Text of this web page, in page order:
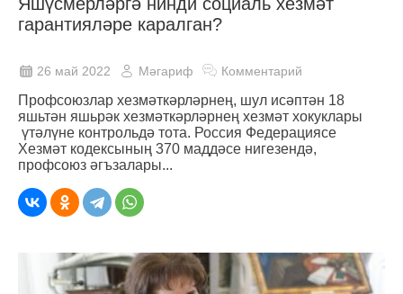
гарантияләре каралган?
26 май 2022 Мәгариф Комментарий
Профсоюзлар хезмәткәрләрнең, шул исәптән 18
яшьтән яшьрәк хезмәткәрләрнең хезмәт хокуклары
үтәлүне контрольдә тота. Россия Федерациясе
Хезмәт кодексының 370 маддәсе нигезендә,
профсоюз әгъзалары...